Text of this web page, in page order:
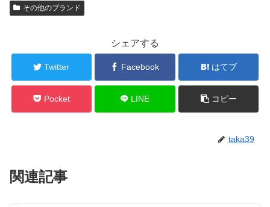
その他のブランド
シェアする
Twitter Facebook はてブ
Pocket LINE コピー
taka39
関連記事